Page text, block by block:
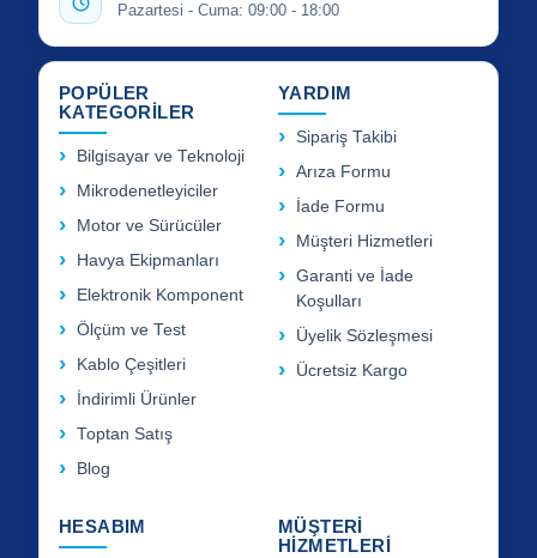
Pazartesi - Cuma: 09:00 - 18:00
POPÜLER
KATEGORİLER
Bilgisayar ve Teknoloji
Mikrodenetleyiciler
Motor ve Sürücüler
Havya Ekipmanları
Elektronik Komponent
Ölçüm ve Test
Kablo Çeşitleri
İndirimli Ürünler
Toptan Satış
Blog
YARDIM
Sipariş Takibi
Arıza Formu
İade Formu
Müşteri Hizmetleri
Garanti ve İade
Koşulları
Üyelik Sözleşmesi
Ücretsiz Kargo
HESABIM
MÜŞTERİ
HİZMETLERİ